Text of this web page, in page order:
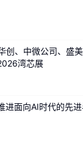
数量增加，微处理器
丹纳德（Robert
）为金属氧化物
了明确的技术指导
技术的开发，为器
创、中微公司、盛
湾芯展
进面向AI时代的先